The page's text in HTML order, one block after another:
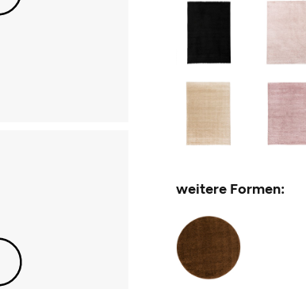
weitere Formen: